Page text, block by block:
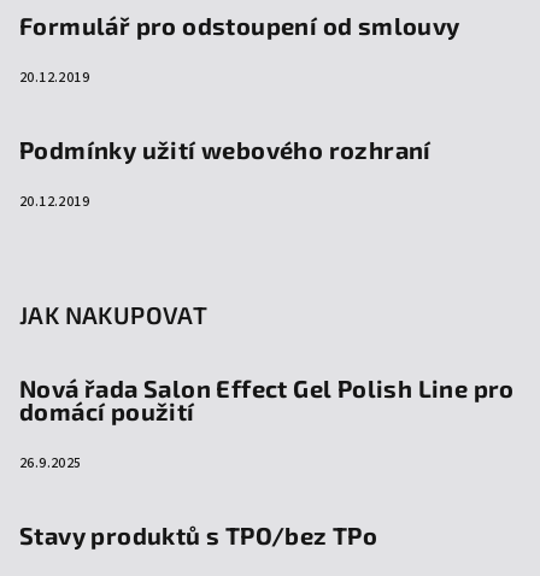
Formulář pro odstoupení od smlouvy
20.12.2019
Podmínky užití webového rozhraní
20.12.2019
JAK NAKUPOVAT
Nová řada Salon Effect Gel Polish Line pro
domácí použití
26.9.2025
Stavy produktů s TPO/bez TPo